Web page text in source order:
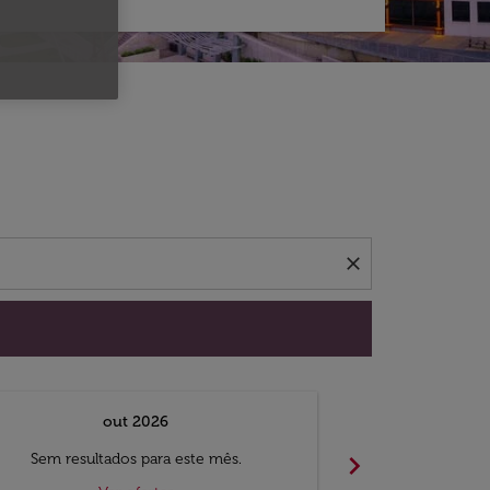
close
out 2026
Sem resultados para este mês.
chevron_right